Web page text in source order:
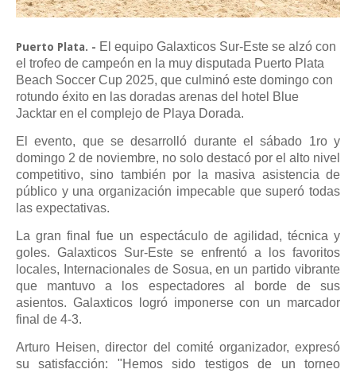
Puerto Plata. - El equipo Galaxticos Sur-Este se alzó con
el trofeo de campeón en la muy disputada Puerto Plata
Beach Soccer Cup 2025, que culminó este domingo con
rotundo éxito en las doradas arenas del hotel Blue
Jacktar en el complejo de Playa Dorada.
El evento, que se desarrolló durante el sábado 1ro y
domingo 2 de noviembre, no solo destacó por el alto nivel
competitivo, sino también por la masiva asistencia de
público y una organización impecable que superó todas
las expectativas.
La gran final fue un espectáculo de agilidad, técnica y
goles. Galaxticos Sur-Este se enfrentó a los favoritos
locales, Internacionales de Sosua, en un partido vibrante
que mantuvo a los espectadores al borde de sus
asientos. Galaxticos logró imponerse con un marcador
final de 4-3.
Arturo Heisen, director del comité organizador, expresó
su satisfacción: "Hemos sido testigos de un torneo